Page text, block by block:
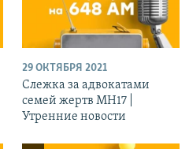
29 ОКТЯБРЯ 2021
Слежка за адвокатами
семей жертв МН17 |
Утренние новости